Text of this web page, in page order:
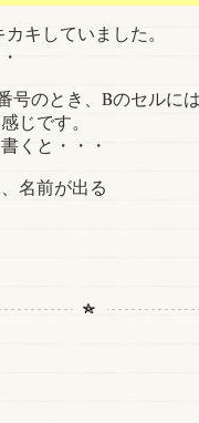
キしていました。
号のとき、Bのセルに
じです。
くと・・・
名前が出る